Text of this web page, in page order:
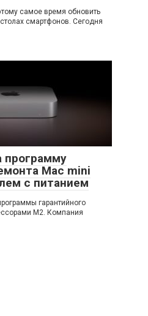
самое время обновить
смартфонов. Сегодня
программу
Mac mini
с питанием
гарантийного
M2. Компания